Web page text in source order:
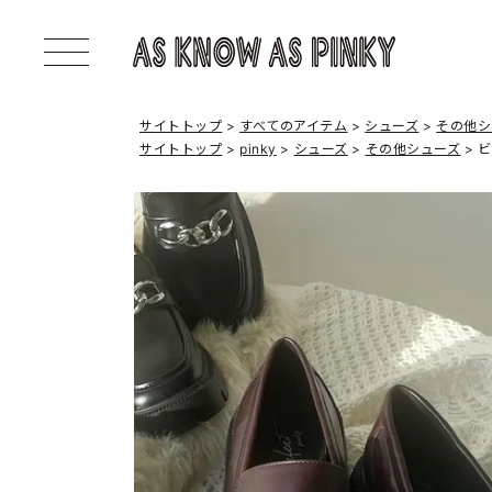
サイトトップ すべてのアイテム シューズ
その他
サイトトップ
pinky シューズ その他シューズ